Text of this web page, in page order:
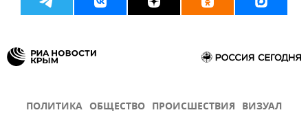
ПОЛИТИКА ОБЩЕСТВО ПРОИСШЕСТВИЯ ВИЗУАЛ